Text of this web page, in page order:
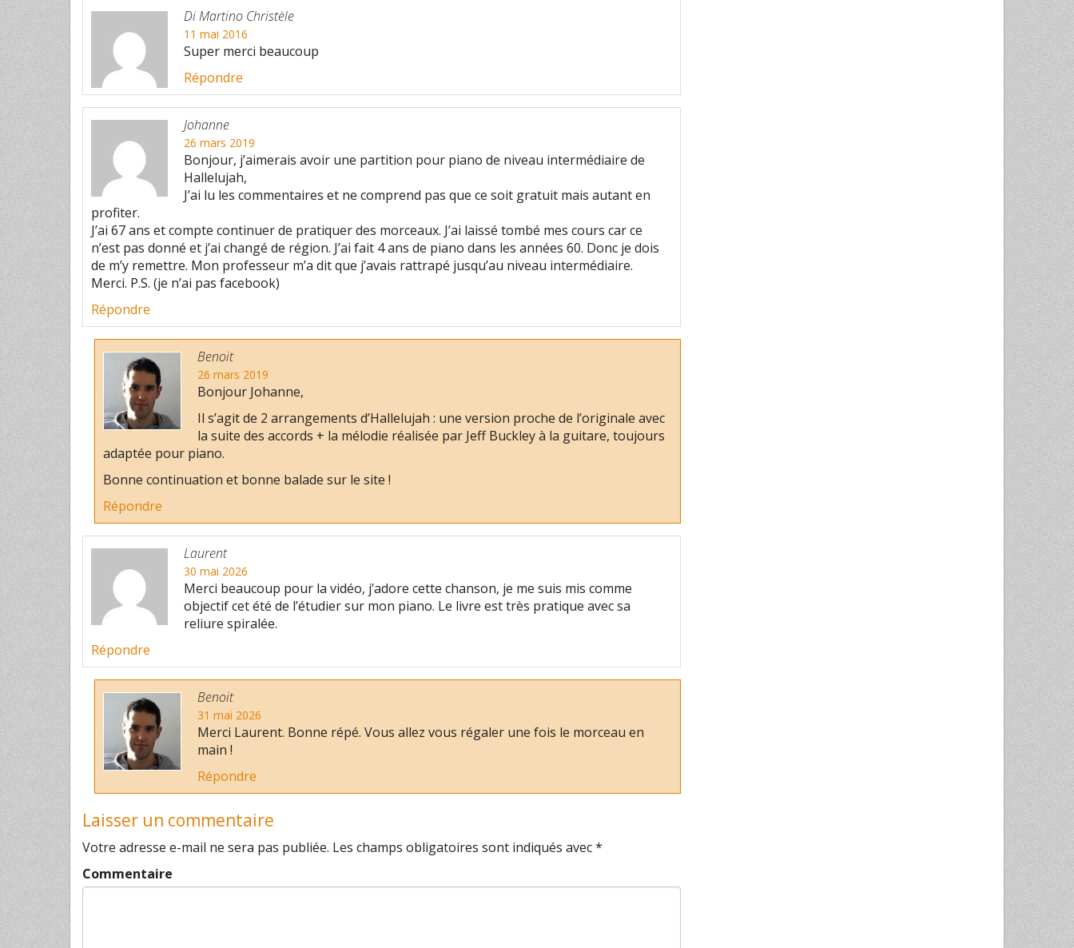
Di Martino Christèle
11 mai 2016
Super merci beaucoup
Répondre
Johanne
26 mars 2019
Bonjour, j’aimerais avoir une partition pour piano de niveau intermédiaire de
Hallelujah,
J’ai lu les commentaires et ne comprend pas que ce soit gratuit mais autant en
profiter.
J’ai 67 ans et compte continuer de pratiquer des morceaux. J’ai laissé tombé mes cours car ce
n’est pas donné et j’ai changé de région. J’ai fait 4 ans de piano dans les années 60. Donc je dois
de m’y remettre. Mon professeur m’a dit que j’avais rattrapé jusqu’au niveau intermédiaire.
Merci. P.S. (je n’ai pas facebook)
Répondre
Benoit
26 mars 2019
Bonjour Johanne,
Il s’agit de 2 arrangements d’Hallelujah : une version proche de l’originale avec
la suite des accords + la mélodie réalisée par Jeff Buckley à la guitare, toujours
adaptée pour piano.
Bonne continuation et bonne balade sur le site !
Répondre
Laurent
30 mai 2026
Merci beaucoup pour la vidéo, j’adore cette chanson, je me suis mis comme
objectif cet été de l’étudier sur mon piano. Le livre est très pratique avec sa
reliure spiralée.
Répondre
Benoit
31 mai 2026
Merci Laurent. Bonne répé. Vous allez vous régaler une fois le morceau en
main !
Répondre
Laisser un commentaire
Votre adresse e-mail ne sera pas publiée. Les champs obligatoires sont indiqués avec*
Commentaire